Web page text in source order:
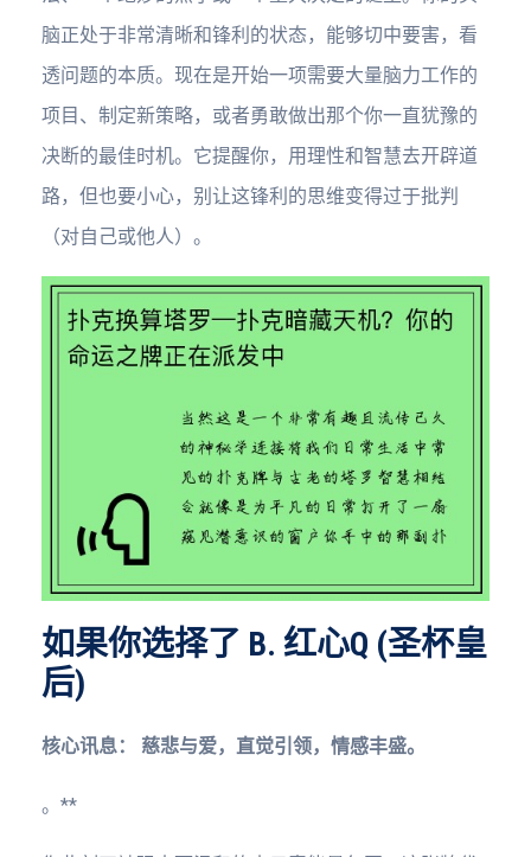
脑正处于非常清晰和锋利的状态，能够切中要害，看
透问题的本质。现在是开始一项需要大量脑力工作的
项目、制定新策略，或者勇敢做出那个你一直犹豫的
决断的最佳时机。它提醒你，用理性和智慧去开辟道
路，但也要小心，别让这锋利的思维变得过于批判
（对自己或他人）。
如果你选择了 B. 红心Q (圣杯皇
后)
核心讯息： 慈悲与爱，直觉引领，情感丰盛。
。**